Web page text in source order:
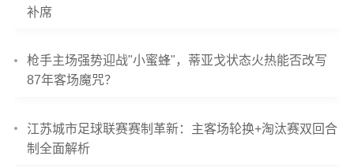
补席
枪手主场强势迎战"小蜜蜂"，蒂亚戈状态火热能否改写
87年客场魔咒？
江苏城市足球联赛赛制革新：主客场轮换+淘汰赛双回合
制全面解析